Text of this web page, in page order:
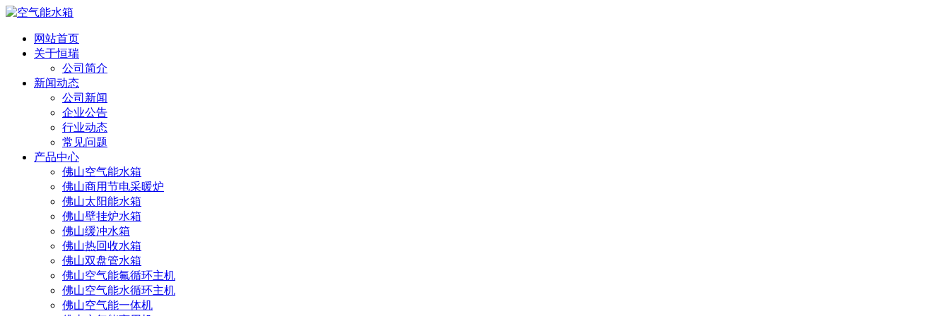
网站首页
关于恒瑞
公司简介
新闻动态
公司新闻
企业公告
行业动态
常见问题
产品中心
佛山空气能水箱
佛山商用节电采暖炉
佛山太阳能水箱
佛山壁挂炉水箱
佛山缓冲水箱
佛山热回收水箱
佛山双盘管水箱
佛山空气能氟循环主机
佛山空气能水循环主机
佛山空气能一体机